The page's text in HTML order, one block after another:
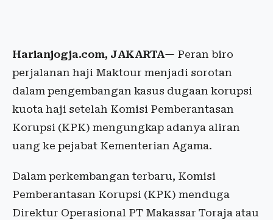
Harianjogja.com, JAKARTA— Peran biro
perjalanan haji Maktour menjadi sorotan
dalam pengembangan kasus dugaan korupsi
kuota haji setelah Komisi Pemberantasan
Korupsi (KPK) mengungkap adanya aliran
uang ke pejabat Kementerian Agama.
Dalam perkembangan terbaru, Komisi
Pemberantasan Korupsi (KPK) menduga
Direktur Operasional PT Makassar Toraja atau